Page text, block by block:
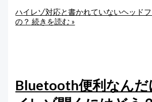
ハイレゾ対応と書かれていないヘッド
の？ 続きを読む »
Bluetooth便利なんだ